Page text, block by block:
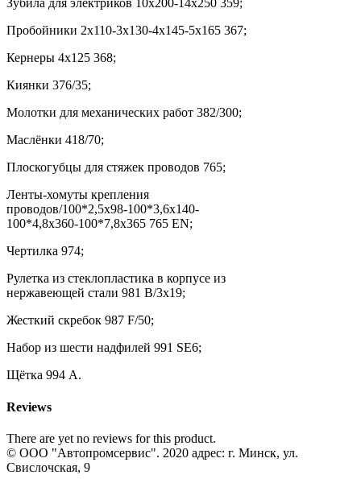
Зубила для электриков 10x200-14x250 359;
Пробойники 2x110-3x130-4x145-5x165 367;
Кернеры 4x125 368;
Киянки 376/35;
Молотки для механических работ 382/300;
Маслёнки 418/70;
Плоскогубцы для стяжек проводов 765;
Ленты-хомуты крепления
проводов/100*2,5x98-100*3,6x140-
100*4,8x360-100*7,8x365 765 EN;
Чертилка 974;
Рулетка из стеклопластика в корпусе из
нержавеющей стали 981 B/3x19;
Жесткий скребок 987 F/50;
Набор из шести надфилей 991 SE6;
Щётка 994 A.
Reviews
There are yet no reviews for this product.
© ООО "Автопромсервис". 2020 адрес: г. Минск, ул.
Свислочская, 9